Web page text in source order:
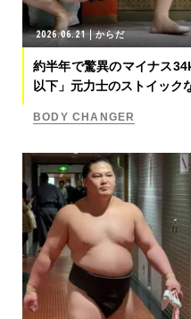
2026.06.21 からだ
約半年で驚異のマイナス
以下」元力士のストイック
BODY CHANGER